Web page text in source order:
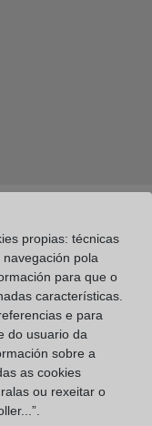
propias: técnicas
pola
para que o
características.
e para
do usuario da
sobre a
as cookies
ou rexeitar o